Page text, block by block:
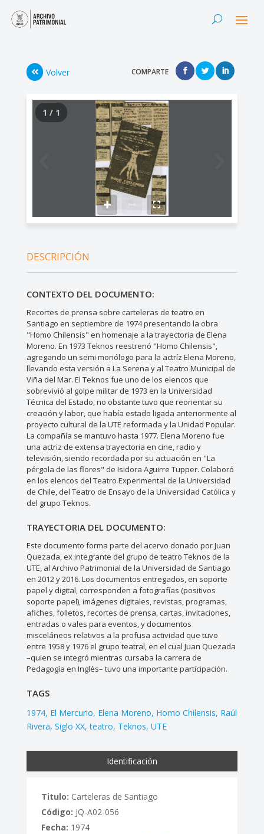
Volver COMPARTE
1 / 1
DESCRIPCIÓN
CONTEXTO DEL DOCUMENTO:
Recortes de prensa sobre carteleras de teatro en
Santiago en septiembre de 1974 presentando la obra
"Homo Chilensis" en homenaje a la trayectoria de Elena
Moreno. En 1973 Teknos reestrenó "Homo Chilensis",
agregando un semi monólogo para la actríz Elena Moreno,
llevando esta versión a La Serena y al Teatro Municipal de
Viña del Mar. El Teknos fue uno de los elencos que
sobrevivió al golpe militar de 1973 en la Universidad
Técnica del Estado, no obstante tuvo que reorientar su
creación y labor, que había estado ligada anteriormente al
proyecto cultural de la UTE reformada y la Unidad Popular.
La compañía se mantuvo hasta 1977. Elena Moreno fue
una actriz de extensa trayectoria en cine, radio y
televisión, siendo recordada por su actuación en "La
pérgola de las flores" de Isidora Aguirre Tupper. Colaboró
en los elencos del Teatro Experimental de la Universidad
de Chile, del Teatro de Ensayo de la Universidad Católica y
del grupo Teknos.
TRAYECTORIA DEL DOCUMENTO:
Este documento forma parte del acervo donado por Juan
Quezada, ex integrante del grupo de teatro Teknos de la
UTE, al Archivo Patrimonial de la Universidad de Santiago
en 2012 y 2016. Los documentos entregados, en soporte
papel y digital, corresponden a fotografías (positivos
soporte papel), imágenes digitales, revistas, programas,
afiches, folletos, recortes de prensa, cartas, invitaciones,
entradas o vales para eventos, y documentos
misceláneos relativos a la profusa actividad que tuvo
entre 1958 y 1976 el grupo teatral, en el cual Juan Quezada
–quien se integró mientras cursaba la carrera de
Pedagogía en Inglés– tuvo una importante participación.
TAGS
1974 El Mercurio Elena Moreno Homo Chilensis Raúl
Rivera Siglo XX teatro Teknos UTE
Identificación
Titulo: Carteleras de Santiago
Código: JQ-A02-056
Fecha: 1974